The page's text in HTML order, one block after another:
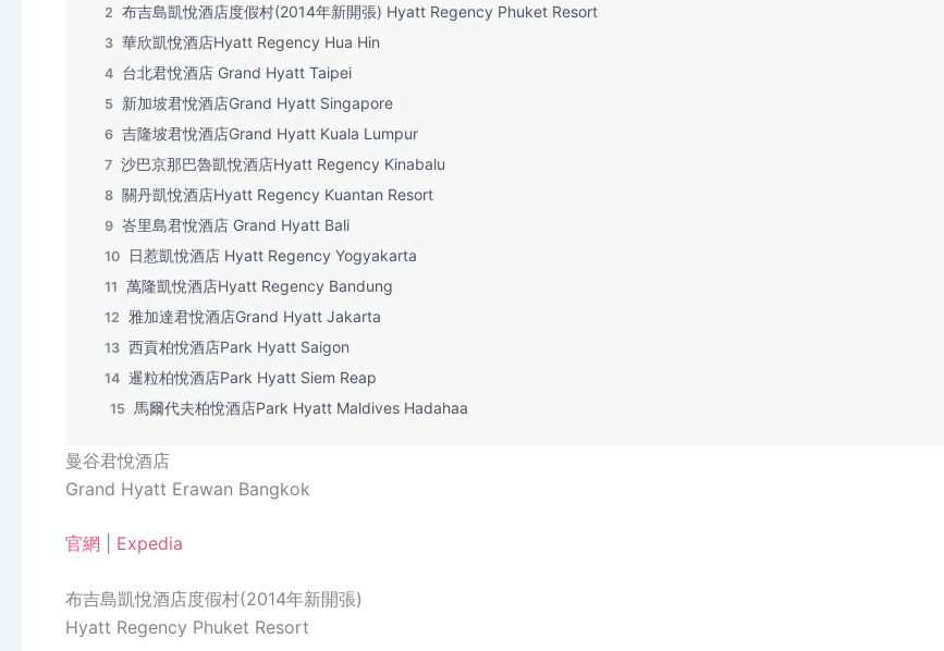
2 布吉島凱悅酒店度假村(2014年新開張) Hyatt Regency Phuket Resort
3 華欣凱悅酒店Hyatt Regency Hua Hin
4 台北君悅酒店 Grand Hyatt Taipei
5 新加坡君悅酒店Grand Hyatt Singapore
6 吉隆坡君悅酒店Grand Hyatt Kuala Lumpur
7 沙巴京那巴魯凱悅酒店Hyatt Regency Kinabalu
8 關丹凱悅酒店Hyatt Regency Kuantan Resort
9 峇里島君悅酒店 Grand Hyatt Bali
10 日惹凱悅酒店 Hyatt Regency Yogyakarta
11 萬隆凱悅酒店Hyatt Regency Bandung
12 雅加達君悅酒店Grand Hyatt Jakarta
13 西貢柏悅酒店Park Hyatt Saigon
14 暹粒柏悅酒店Park Hyatt Siem Reap
15 馬爾代夫柏悅酒店Park Hyatt Maldives Hadahaa
曼谷君悅酒店
Grand Hyatt Erawan Bangkok
官網 Expedia
布吉島凱悅酒店度假村(2014年新開張)
Hyatt Regency Phuket Resort